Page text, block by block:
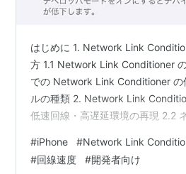
はじめに 1. Network Link
方 1.1 Network Link Conditioner
での Network Link Conditioner の
ルの種類 2. Network Link
低速回線・高遅延環境の再現 2.2
まとめ はじめに スマホアプリや
際、ネットワーク環境の違いによ
#iPhone #Network Link
#回線速度 #開発者向け